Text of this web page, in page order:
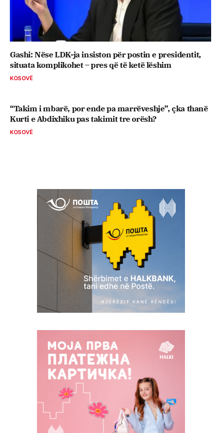
Gashi: Nëse LDK-ja insiston për postin e presidentit,
situata komplikohet – pres që të ketë lëshim
KOSOVË
“Takim i mbarë, por ende pa marrëveshje”, çka thanë
Kurti e Abdixhiku pas takimit tre orësh?
KOSOVË